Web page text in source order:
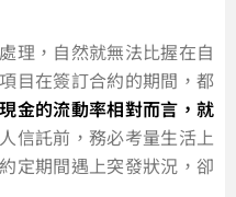
理，自然就無法比握在自
目在簽訂合約的期間，都
金的流動率相對而言，就
信託前，務必考量生活上
定期間遇上突發狀況，卻